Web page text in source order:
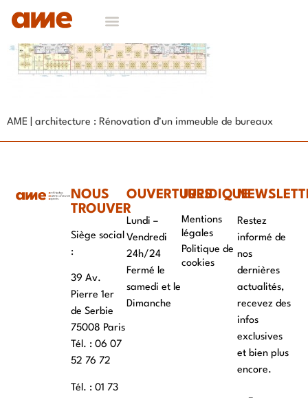
AME | architecture : Rénovation d’un immeuble de bureaux
NOUS
TROUVER
Siège social
:
39 Av.
Pierre 1er
de Serbie
75008 Paris
Tél. : ‭06 07
52 76 72
Tél. : 01 73
OUVERTURES
Lundi –
Vendredi
24h/24
Fermé le
samedi et le
Dimanche
JURIDIQUE
Mentions
légales
Politique de
cookies
Restez
informé de
nos
dernières
actualités,
recevez des
infos
exclusives
et bien plus
encore.